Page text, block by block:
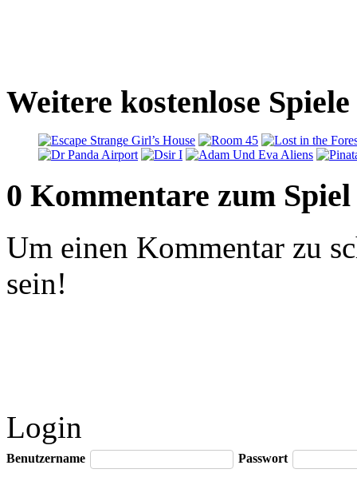
Weitere kostenlose
0 Kommentare zum Spiel
Um einen Kommentar zu
sein!
Login
Benutzername Passwort